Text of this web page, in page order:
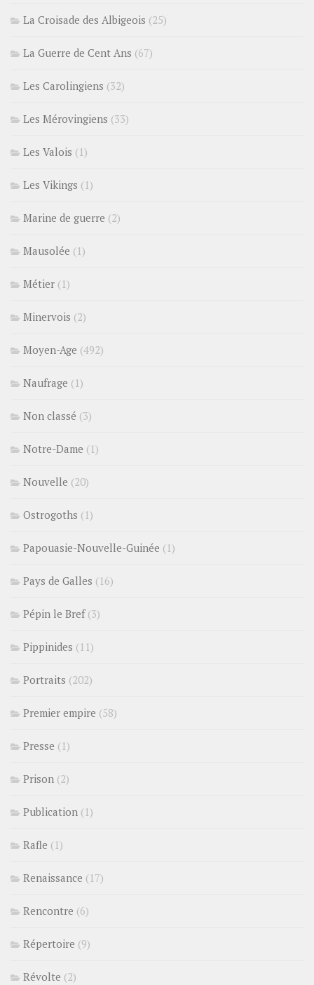
La Croisade des Albigeois (25)
La Guerre de Cent Ans (67)
Les Carolingiens (32)
Les Mérovingiens (33)
Les Valois (1)
Les Vikings (1)
Marine de guerre (2)
Mausolée (1)
Métier (1)
Minervois (2)
Moyen-Age (492)
Naufrage (1)
Non classé (3)
Notre-Dame (1)
Nouvelle (20)
Ostrogoths (1)
Papouasie-Nouvelle-Guinée (1)
Pays de Galles (16)
Pépin le Bref(3)
Pippinides (11)
Portraits (202)
Premier empire (58)
Presse (1)
Prison (2)
Publication (1)
Rafle (1)
Renaissance (17)
Rencontre (6)
Répertoire (9)
Révolte (2)